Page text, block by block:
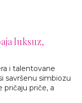
luksuz,
i talentovane
savršenu simbiozu
pričaju priče, a